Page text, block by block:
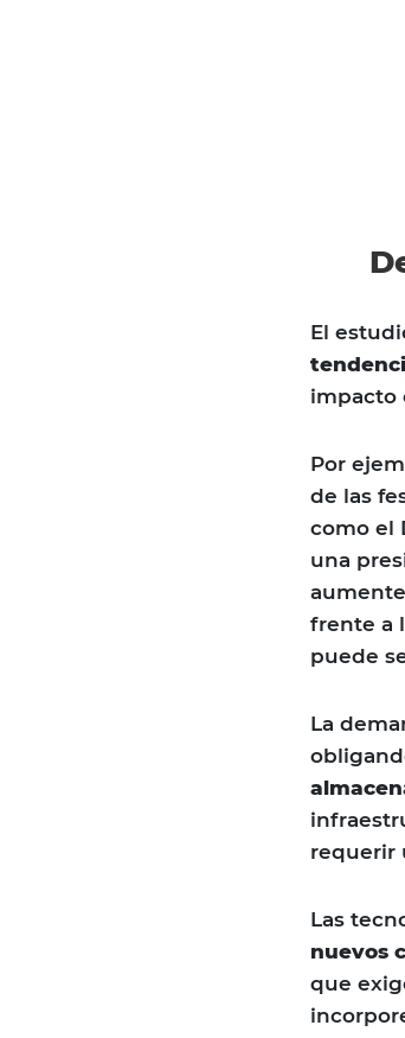
El
impacto
Por
de las
como el
una
frente a
puede
La
requerir
Las
nuevos
que